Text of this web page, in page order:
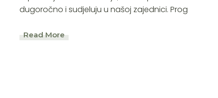
dugoročno i sudjeluju u našoj zajednici. Prog
Read More